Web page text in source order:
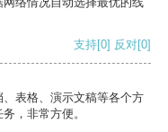
支持[0] 反对[0]
表格、演示文稿等各个方
，非常方便。